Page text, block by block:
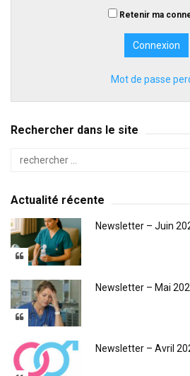
Retenir ma
Mot de passe
Rechercher dans le site
Actualité récente
Newsletter – Juin
Newsletter – Mai
Newsletter – Avril